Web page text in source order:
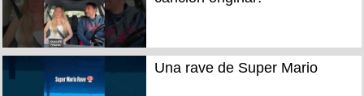
Una rave de Super Mario